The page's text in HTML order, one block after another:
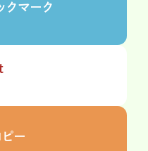
クマーク
ピー